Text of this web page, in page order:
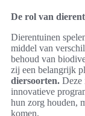
De rol van
Dierentuinen
middel van
behoud van
zij een belangrijk
diersoorten. Deze
innovatieve
hun zorg houden,
komen.